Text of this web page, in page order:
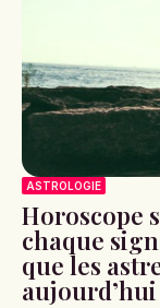
ASTROLOGIE
Horoscope
chaque
que les
aujourd’hui